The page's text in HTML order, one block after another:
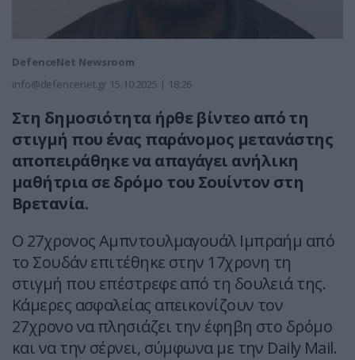
DefenceNet Newsroom
info@defencenet.gr 15.10.2025 | 18:26
Στη δημοσιότητα ήρθε βίντεο από τη
στιγμή που ένας παράνομος μετανάστης
αποπειράθηκε να απαγάγει ανήλικη
μαθήτρια σε δρόμο του Σουίντον στη
Βρετανία.
Ο 27χρονος Αμπντουλμαγουάλ Ιμπραήμ από
το Σουδάν επιτέθηκε στην 17χρονη τη
στιγμή που επέστρεφε από τη δουλειά της.
Κάμερες ασφαλείας απεικονίζουν τον
27χρονο να πλησιάζει την έφηβη στο δρόμο
και να την σέρνει, σύμφωνα με την Daily Mail.